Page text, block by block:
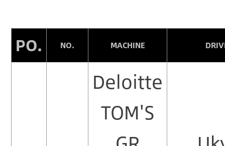
PO. NO. MACHINE
Deloitte
TOM'S